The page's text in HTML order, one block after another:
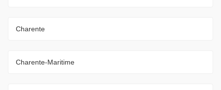
Charente
Charente-Maritime